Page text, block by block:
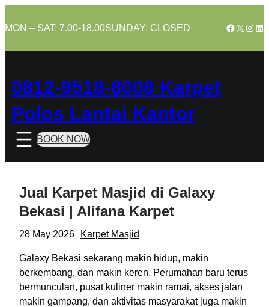
to
MON – SAT: 7.00-18.00SUNDAY: CLOSED Facebook
X
0812-9518-8008 Karpet
Polos Lantai Kantor
BOOK NOW
Jual Karpet Masjid di Galaxy
Bekasi | Alifana Karpet
28 May 2026 Karpet Masjid
Galaxy Bekasi sekarang makin hidup, makin
berkembang, dan makin keren. Perumahan baru terus
bermunculan, pusat kuliner makin ramai, akses jalan
makin gampang, dan aktivitas masyarakat juga makin